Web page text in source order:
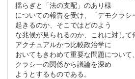
揺らぎと「法の支配」のあり様
についての報告を受け、「デモクラシ
起きるのか、そこではどのよう
な兆候が見られるのか、これに対して
アクチュアルかつ比較政治学に
おいてもきわめて重要な問題につい
クラシーの関係から議論を深め
ようとするものである。